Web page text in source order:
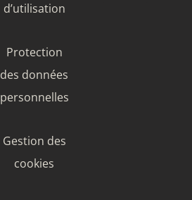
d’utilisation
Protection
des données
personnelles
Gestion des
cookies